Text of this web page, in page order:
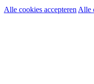
Noodzakelijke cookies:
Alle cookies accepteren Alle